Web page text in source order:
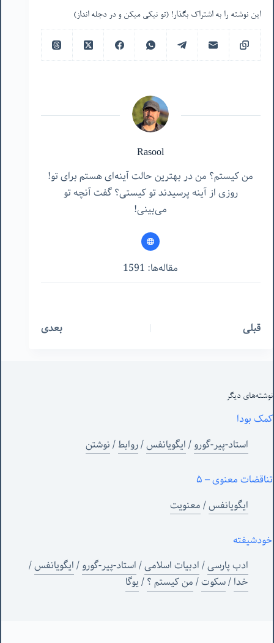
این نوشته را به اشتراک بگذار! (تو نیکی میکن و در دجله انداز)
Rasool
من کیستم؟ من در بهترین حالت آینه‌ای هستم برای تو!
روزی از آینه پرسیدند تو کیستی؟ گفت آنچه تو
می‌بینی!
مقاله‌ها: 1591
قبلی بعدی
نوشته‌های‌ دیگر
کمک بودا
استاد-پیر-گورو/ایگویانفس/روابط/نوشتن
تناقضات معنوی – ۵
ایگویانفس/معنویت
خودشیفته
ادب پارسی/ادبیات اسلامی/استاد-پیر-گورو/ایگویانفس/
خدا/سکوت/من‌ کیستم ؟/یوگا